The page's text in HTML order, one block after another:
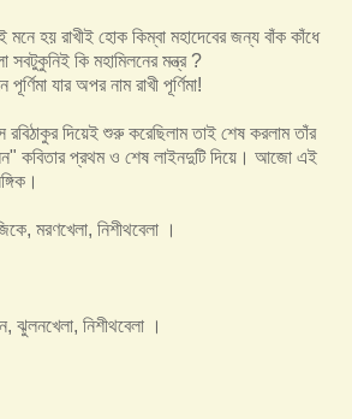
মনে হয় রাখীই হোক কিম্বা মহাদেবের জন্য বাঁক কাঁধে
সবটুকুনিই কি মহামিলনের মন্ত্র ?
যার অপর নাম রাখী পূর্ণিমা!
রবিঠাকুর দিয়েই শুরু করেছিলাম তাই শেষ করলাম তাঁর
কবিতার প্রথম ও শেষ লাইনদুটি দিয়ে। আজো এই
মরণখেলা, নিশীথবেলা ।
ঝুলনখেলা, নিশীথবেলা ।